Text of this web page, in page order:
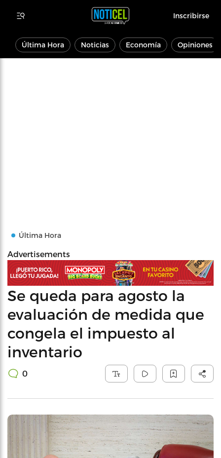
Inscribirse
Última Hora Noticias Economía Opiniones
Última Hora
Advertisements
Se queda para agosto la
evaluación de medida que
congela el impuesto al
inventario
0